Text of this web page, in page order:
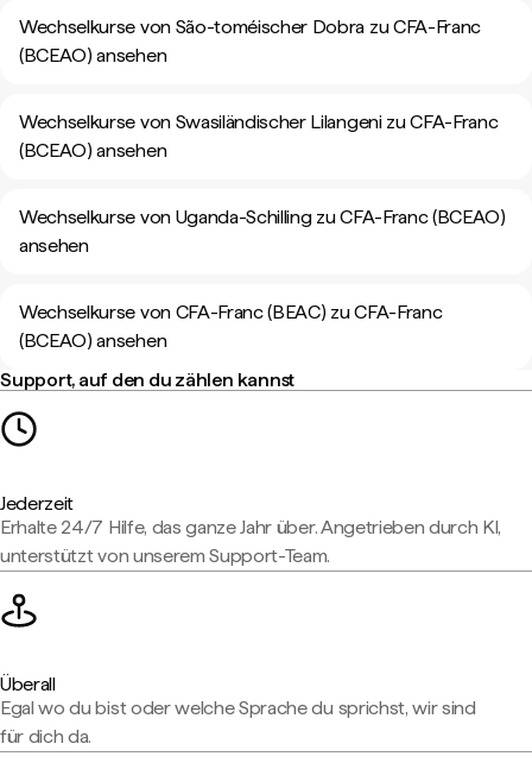
Wechselkurse von São-toméischer Dobra zu CFA-Franc
(BCEAO) ansehen
Wechselkurse von Swasiländischer Lilangeni zu CFA-Franc
(BCEAO) ansehen
Wechselkurse von Uganda-Schilling zu CFA-Franc (BCEAO)
ansehen
Wechselkurse von CFA-Franc (BEAC) zu CFA-Franc
(BCEAO) ansehen
Support, auf den du zählen kannst
Jederzeit
Erhalte 24/7 Hilfe, das ganze Jahr über. Angetrieben durch KI,
unterstützt von unserem Support-Team.
Überall
Egal wo du bist oder welche Sprache du sprichst, wir sind
für dich da.